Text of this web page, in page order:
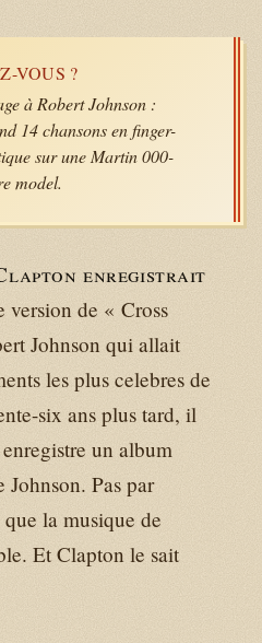
VOUS ?
à Robert Johnson :
14 chansons en finger-
sur une Martin 000-
model.
enregistrait
version de « Cross
Johnson qui allait
les plus celebres de
six ans plus tard, il
un album
Johnson. Pas par
la musique de
Et Clapton le sait